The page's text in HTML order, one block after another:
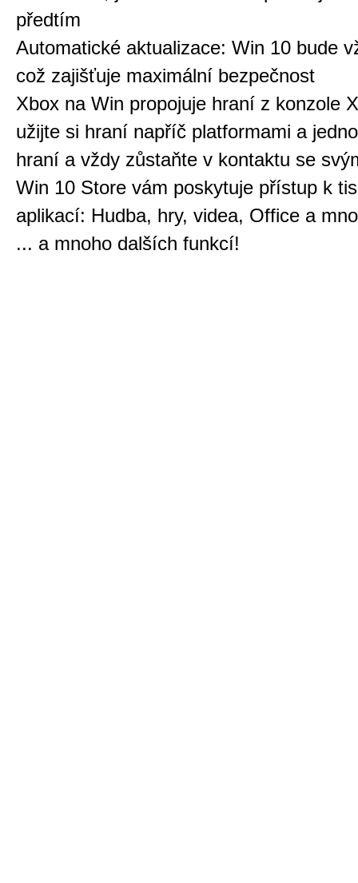
předtím
Automatické aktualizace: Win 10 bude
což zajišťuje maximální bezpečnost
Xbox na Win propojuje hraní z konzole
užijte si hraní napříč platformami a
hraní a vždy zůstaňte v kontaktu se
Win 10 Store vám poskytuje přístup k
aplikací: Hudba, hry, videa, Office a
... a mnoho dalších funkcí!